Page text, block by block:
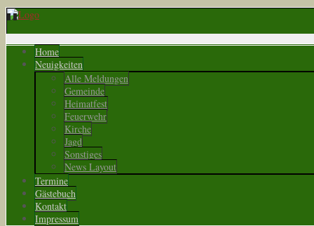
Home
Neuigkeiten
Alle Meldungen
Gemeinde
Heimatfest
Feuerwehr
Kirche
Jagd
Sonstiges
News Layout
Termine
Gästebuch
Kontakt
Impressum